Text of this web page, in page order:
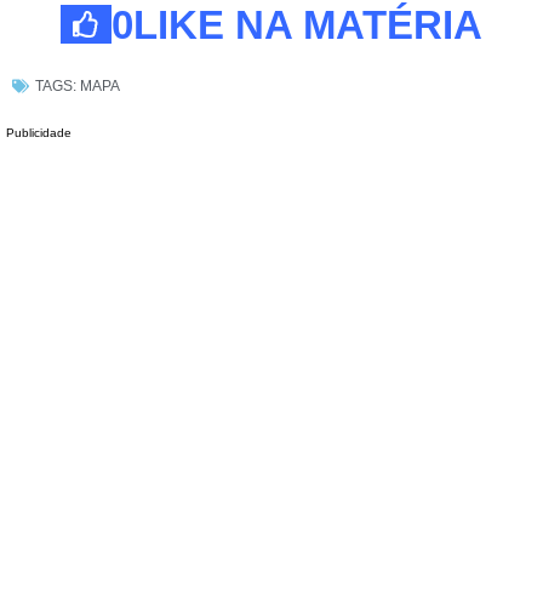
0LIKE NA MATÉRIA
TAGS: MAPA
Publicidade